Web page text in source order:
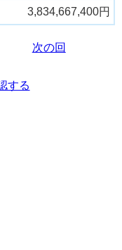
3,834,667,400円
次の回
する